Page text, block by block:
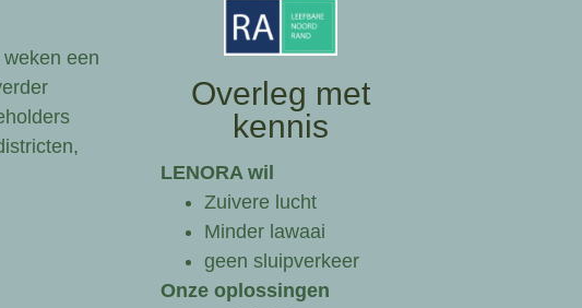
een
Overleg met
kennis
LENORA wil
Zuivere lucht
Minder lawaai
geen sluipverkeer
Onze oplossingen